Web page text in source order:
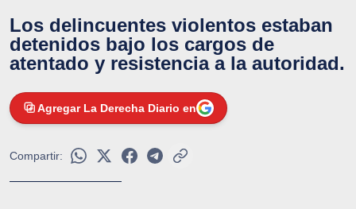
Los delincuentes violentos estaban
detenidos bajo los cargos de
atentado y resistencia a la autoridad.
Agregar La Derecha Diario en
Compartir: